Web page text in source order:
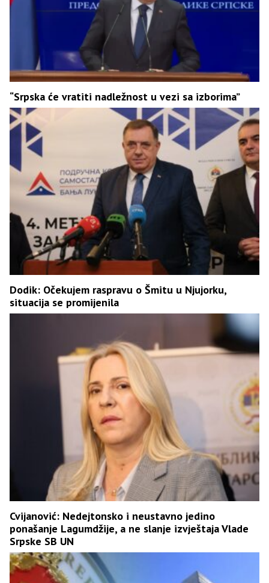
“Srpska će vratiti nadležnost u vezi sa izborima”
Dodik: Očekujem raspravu o Šmitu u Njujorku,
situacija se promijenila
Cvijanović: Nedejtonsko i neustavno jedino
ponašanje Lagumdžije, a ne slanje izvještaja Vlade
Srpske SB UN